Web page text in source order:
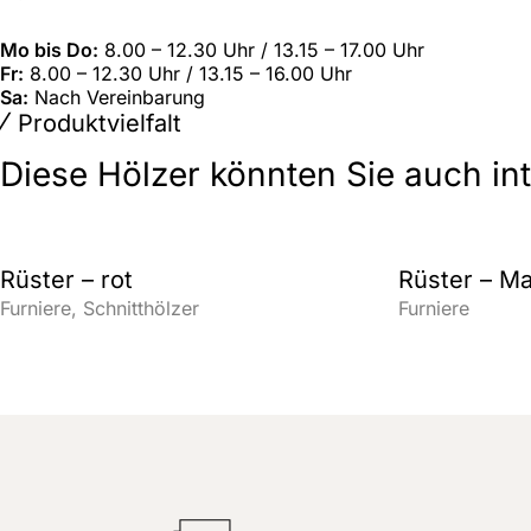
Mo bis Do: 8.00 – 12.30 Uhr / 13.15 – 17.00 Uhr
Fr: 8.00 – 12.30 Uhr / 13.15 – 16.00 Uhr
Sa: Nach Vereinbarung
Produktvielfalt
Diese Hölzer könnten Sie auch
Rüster – rot
Furniere Schnitthölzer
Rüster –
Furniere